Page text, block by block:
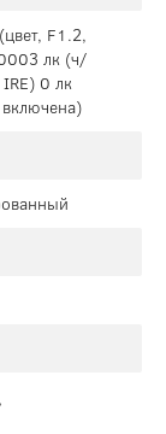
F1.2,
лк (ч/
0 лк